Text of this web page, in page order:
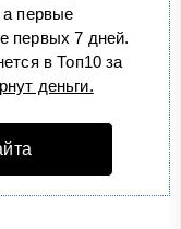
а первые
первых 7 дней.
в Топ10 за
деньги.